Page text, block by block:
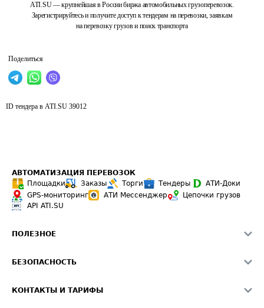
ATI.SU — крупнейшая в России биржа автомобильных грузоперевозок.
Зарегистрируйтесь и получите доступ к тендерам на перевозки, заявкам
на перевозку грузов и поиск транспорта
Поделиться
ID тендера в ATI.SU 39012
АВТОМАТИЗАЦИЯ ПЕРЕВОЗОК
Площадки
Заказы Торги Тендеры
АТИ-Доки
GPS-мониторинг
АТИ Мессенджер
Цепочки грузов
API ATI.SU
ПОЛЕЗНОЕ
Звезды ATI.SU на вашем сайте
БЕЗОПАСНОСТЬ
КОНТАКТЫ И ТАРИФЫ